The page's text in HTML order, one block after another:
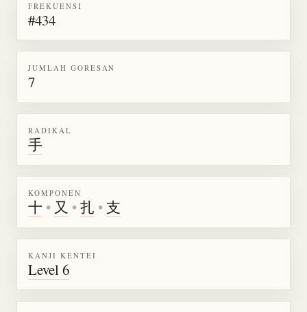
FREKUENSI
#434
JUMLAH GORESAN
7
RADIKAL
手
KOMPONEN
十 • 又 •扎 •支
KANJI KENTEI
Level 6